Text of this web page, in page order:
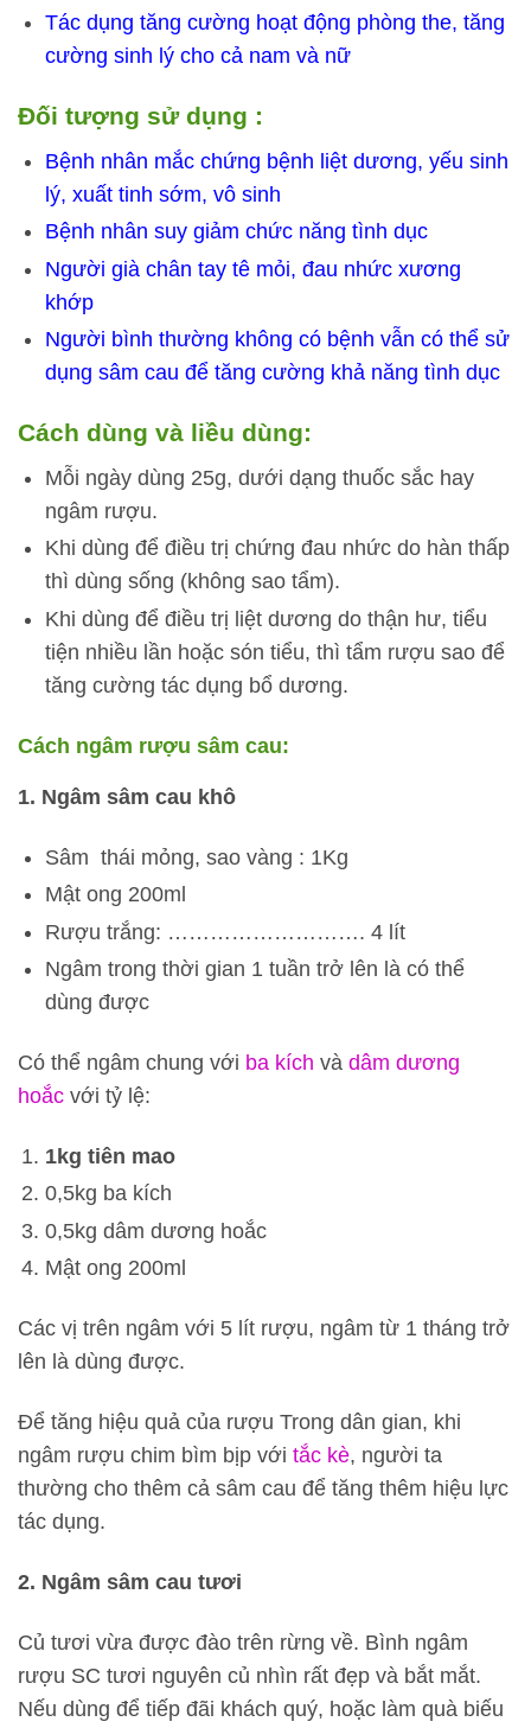
Tác dụng tăng cường hoạt động phòng the, tăng
cường sinh lý cho cả nam và nữ
Đối tượng sử dụng :
Bệnh nhân mắc chứng bệnh liệt dương, yếu sinh
lý, xuất tinh sớm, vô sinh
Bệnh nhân suy giảm chức năng tình dục
Người già chân tay tê mỏi, đau nhức xương
khớp
Người bình thường không có bệnh vẫn có thể sử
dụng sâm cau để tăng cường khả năng tình dục
Cách dùng và liều dùng:
Mỗi ngày dùng 25g, dưới dạng thuốc sắc hay
ngâm rượu.
Khi dùng để điều trị chứng đau nhức do hàn thấp
thì dùng sống (không sao tẩm).
Khi dùng để điều trị liệt dương do thận hư, tiểu
tiện nhiều lần hoặc són tiểu, thì tẩm rượu sao để
tăng cường tác dụng bổ dương.
Cách ngâm rượu sâm cau:
1. Ngâm sâm cau khô
Sâm thái mỏng, sao vàng : 1Kg
Mật ong 200ml
Rượu trắng: ………………………. 4 lít
Ngâm trong thời gian 1 tuần trở lên là có thể
dùng được
Có thể ngâm chung với ba kích và dâm dương
hoắc với tỷ lệ:
1kg tiên mao
0,5kg ba kích
0,5kg dâm dương hoắc
Mật ong 200ml
Các vị trên ngâm với 5 lít rượu, ngâm từ 1 tháng trở
lên là dùng được.
Để tăng hiệu quả của rượu Trong dân gian, khi
ngâm rượu chim bìm bịp với tắc kè, người ta
thường cho thêm cả sâm cau để tăng thêm hiệu lực
tác dụng.
2. Ngâm sâm cau tươi
Củ tươi vừa được đào trên rừng về. Bình ngâm
rượu SC tươi nguyên củ nhìn rất đẹp và bắt mắt.
Nếu dùng để tiếp đãi khách quý, hoặc làm quà biếu